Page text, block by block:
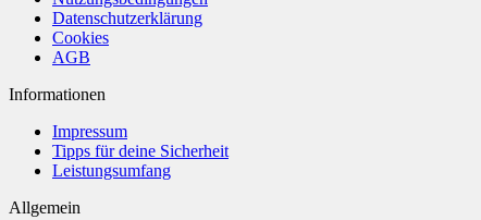
Datenschutzerklärung
Cookies
AGB
Informationen
Impressum
Tipps für deine Sicherheit
Leistungsumfang
Allgemein